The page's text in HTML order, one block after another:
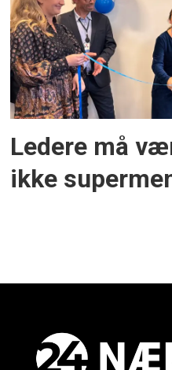
Ledere må
ikke